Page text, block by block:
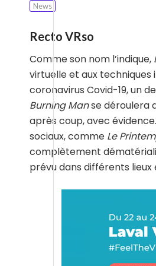
News
Recto VRso
Comme son nom l’indique,
virtuelle et aux techniques
coronavirus Covid-19, un
Burning Manse déroulera
après coup, avec
sociaux, comme Le
complètement
prévu dans différents